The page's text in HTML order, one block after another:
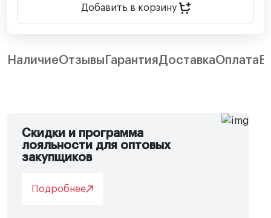
Добавить в корзину
НаличиеОтзывы ГарантияДоставкаОплата
Скидки и программа
лояльности для оптовых
закупщиков
Подробнее